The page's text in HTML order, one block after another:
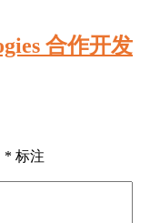
合作开发
* 标注